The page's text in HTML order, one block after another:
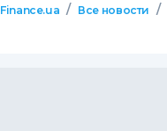
Finance.ua / Все новости /